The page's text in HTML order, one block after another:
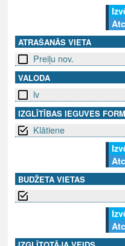
ATRAŠANĀS VIETA
Preiļu nov.
VALODA
lv
IZGLĪTĪBAS IEGUVES
Klātiene
BUDŽETA VIETAS